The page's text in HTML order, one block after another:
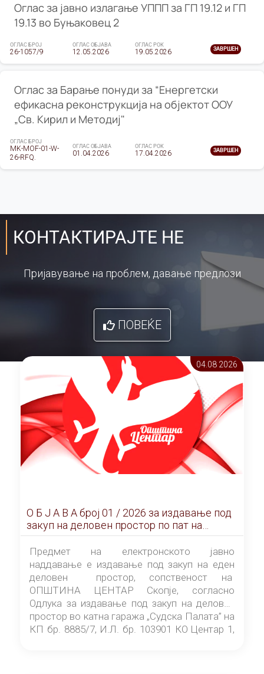
Оглас за јавно излагање УППП за ГП 19.12 и ГП
19.13 во Буњаковец 2
ОГЛАС БРОЈ
26-1057/9
ОГЛАС ОБЈАВА
12.05.2026
ОГЛАС РОК
19.05.2026 ЗАВРШЕН
Оглас за Барање понуди за “Енергетски
ефикасна реконструкција на објектот ООУ
„Св. Кирил и Методиј"
ОГЛАС БРОЈ
MK-MOF-01-W-
26-RFQ.
ОГЛАС ОБЈАВА
01.04.2026
ОГЛАС РОК
17.04.2026 ЗАВРШЕН
КОНТАКТИРАЈТЕ НЕ
Пријавување на проблем, давање предлози
ПОВЕЌЕ
04.08 2026
О Б Ј А В А брoj 01 / 2026 за издавање под
закуп на деловен простор по пат на
ЕЛЕКТРОНСКО ЈАВНО НАДДАВАЊЕ
Предмет на електронското јавно
наддавање е издавање под закуп на еден
деловен простор, сопственост на
ОПШТИНА ЦЕНТАР Скопје, согласно
Одлука за издавање под закуп на деловен
простор во катна гаража „Судска Палата” на
КП бр. 8885/7, И.Л. бр. 103901 КО Центар 1,